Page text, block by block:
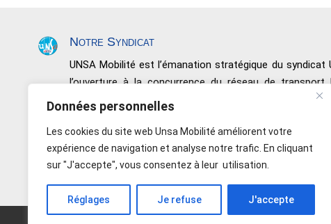
Données personnelles
Les cookies du site web Unsa Mobilité améliorent votre
expérience de navigation et analyse notre trafic. En cliquant
sur "J'accepte", vous consentez à leur utilisation.
Réglages Je refuse J'accepte
Notre Syndicat
UNSA Mobilité est l’émanation stratégique du syndicat
l’ouverture à la concurrence du réseau de transport
négociations, de conquêtes sociales et de résultats.
Nous défendons toutes les catégories de
Salariés non issus de l’encadrement, les Maîtrises et les
Indépendance – Rapport de force – Responsabilité